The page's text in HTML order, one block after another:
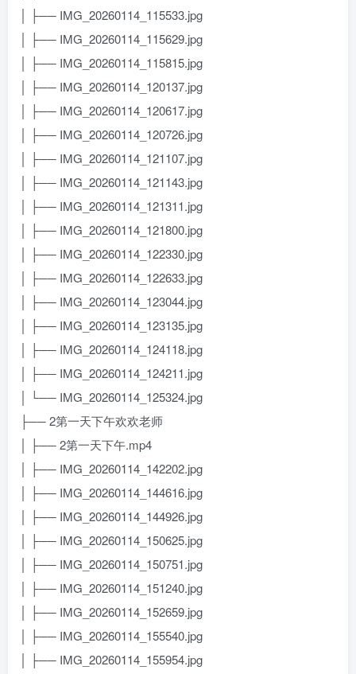
│ ├── IMG_20260114_115533.jpg
│ ├── IMG_20260114_115629.jpg
│ ├── IMG_20260114_115815.jpg
│ ├── IMG_20260114_120137.jpg
│ ├── IMG_20260114_120617.jpg
│ ├── IMG_20260114_120726.jpg
│ ├── IMG_20260114_121107.jpg
│ ├── IMG_20260114_121143.jpg
│ ├── IMG_20260114_121311.jpg
│ ├── IMG_20260114_121800.jpg
│ ├── IMG_20260114_122330.jpg
│ ├── IMG_20260114_122633.jpg
│ ├── IMG_20260114_123044.jpg
│ ├── IMG_20260114_123135.jpg
│ ├── IMG_20260114_124118.jpg
│ ├── IMG_20260114_124211.jpg
│ └── IMG_20260114_125324.jpg
├── 2第一天下午欢欢老师
│ ├── 2第一天下午.mp4
│ ├── IMG_20260114_142202.jpg
│ ├── IMG_20260114_144616.jpg
│ ├── IMG_20260114_144926.jpg
│ ├── IMG_20260114_150625.jpg
│ ├── IMG_20260114_150751.jpg
│ ├── IMG_20260114_151240.jpg
│ ├── IMG_20260114_152659.jpg
│ ├── IMG_20260114_155540.jpg
│ ├── IMG_20260114_155954.jpg